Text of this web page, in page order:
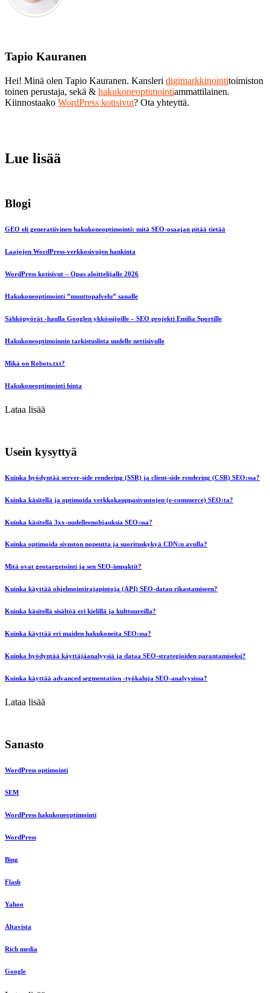
Tapio Kauranen
Hei! Minä olen Tapio Kauranen. Kansleri digimarkkinointitoimiston
toinen perustaja, sekä & hakukoneoptimointiammattilainen.
Kiinnostaako WordPress kotisivut? Ota yhteyttä.
Lue lisää
Blogi
GEO eli generatiivinen hakukoneoptimointi: mitä SEO-osaajan pitää tietää
Laajojen WordPress-verkkosivujen hankinta
WordPress kotisivut – Opas aloittelijalle 2026
Hakukoneoptimointi ”muuttopalvelu” sanalle
Sähköpyörät -haulla Googlen ykkössijoille – SEO projekti Emilia Sportille
Hakukoneoptimoinnin tarkistuslista uudelle nettisivulle
Mikä on Robots.txt?
Hakukoneoptimointi hinta
Lataa lisää
Usein kysyttyä
Kuinka hyödyntää server-side rendering (SSR) ja client-side rendering (CSR) SEO:ssa?
Kuinka käsitellä ja optimoida verkkokauppasivustojen (e-commerce) SEO:ta?
Kuinka käsitellä 3xx-uudelleenohjauksia SEO:ssa?
Kuinka optimoida sivuston nopeutta ja suorituskykyä CDN:n avulla?
Mitä ovat geotargetointi ja sen SEO-impaktit?
Kuinka käyttää ohjelmointirajapintoja (API) SEO-datan rikastamiseen?
Kuinka käsitellä sisältöä eri kielillä ja kulttuureilla?
Kuinka käyttää eri maiden hakukoneita SEO:ssa?
Kuinka hyödyntää käyttäjäanalyysiä ja dataa SEO-strategioiden parantamiseksi?
Kuinka käyttää advanced segmentation -työkaluja SEO-analyysissa?
Lataa lisää
Sanasto
WordPress optimointi
SEM
WordPress hakukoneoptimointi
WordPress
Bing
Flash
Yahoo
Altavista
Rich media
Google